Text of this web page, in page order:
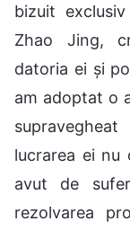
bizuit
Zhao Jing,
datoria ei și
am adoptat o
lucrarea ei nu
avut de
rezolvarea